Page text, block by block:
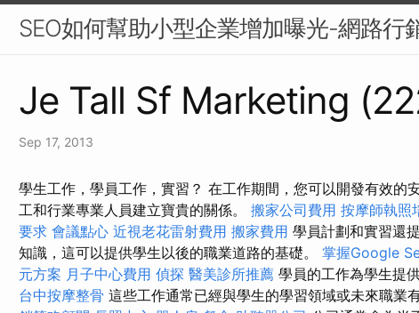
SEO如何幫助小型企業增加曝光-網路行
Je Tall Sf Marketing
Sep 17, 2013
學生工作，學員工作，實習？ 在工作期間，您可以開發有效的
工和行業專業人員建立寶貴的關係。 搬家公司費用 按摩師執照
要求 會議點心 近視老花雷射費用 搬家費用 學員計劃和實習還
知識，這可以提供學生以後的職業道路的基礎。 掌握Google
元方案 月子中心費用 偵探 醫美診所推薦 學員的工作為學生提
台中按摩整骨 這些工作通常已經與學生的學習領域或未來職業